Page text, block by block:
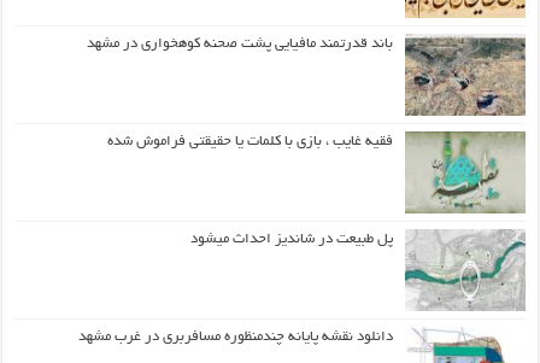
باند قدرتمند مافیایی پشت صحنه کوهخواری در مشهد
فقیه غایب ، بازی با کلمات یا حقیقتی فراموش شده
پل طبیعت در شاندیز احداث میشود
دانلود نقشه پایانه چندمنظوره مسافربری در غرب مشهد